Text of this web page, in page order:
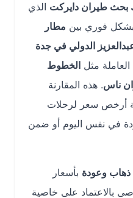
دايركتالذي
فوري بينمطار
الدولي في جدة
مثلالخطوط
. هذه المقارنة
سعر لرحلات
نفس اليوم أو ضمن
بأسعار
على خاصية